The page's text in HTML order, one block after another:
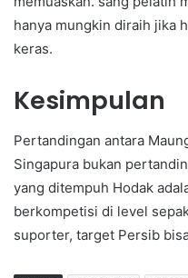
hanya mungkin diraih jika
keras.
Kesimpulan
Pertandingan antara
Singapura bukan
yang ditempuh Hodak
berkompetisi di level
suporter, target Persib